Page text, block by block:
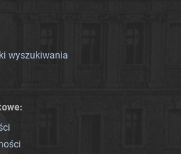
wyszukiwania